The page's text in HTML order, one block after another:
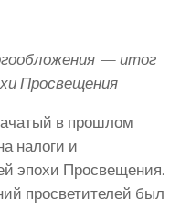
— итог
Просвещения
в прошлом
налоги и
эпохи Просвещения.
просветителей был